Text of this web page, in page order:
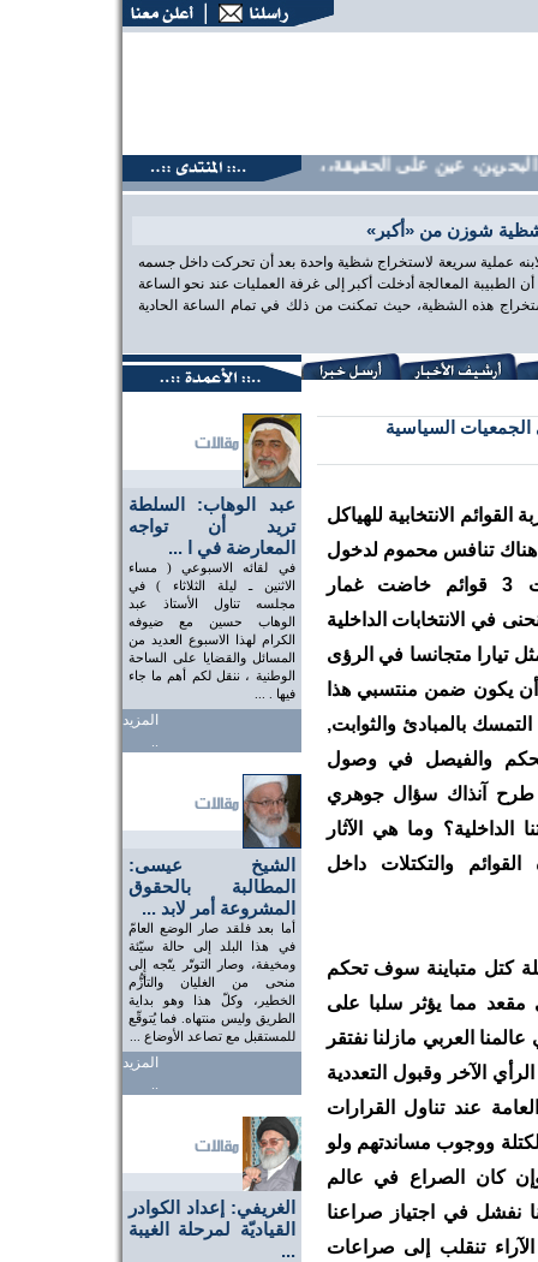
عين على الحقيقة،، منتديات البحرين، عين على
شوزن من «أكبر»
عملية سريعة لاستخراج شظية واحدة بعد أن تحركت داخل جسمه
المعالجة أدخلت أكبر إلى غرفة العمليات عند نحو الساعة
هذه الشظية، حيث تمكنت من ذلك في تمام الساعة الحادية
عبد الوهاب: السلطة
تريد أن تواجه
المعارضة في ا ...
في لقائه الاسبوعي ( مساء
الاثنين ـ ليلة الثلاثاء ) في
مجلسه تناول الأستاذ عبد
الوهاب حسين مع ضيوفه
الكرام لهذا الاسبوع العديد من
المسائل والقضايا على الساحة
الوطنية ، ننقل لكم أهم ما جاء
فيها . ...
المزيد
..
الشيخ عيسى:
المطالبة بالحقوق
المشروعة أمر لابد ...
أما بعد فلقد صار الوضع العامّ
في هذا البلد إلى حالة سيّئة
ومخيفة، وصار التوتّر يتّجه إلى
منحى من الغليان والتأزُّم
الخطير، وكلّ هذا وهو بداية
الطريق وليس منتهاه. فما يُتوقّع
للمستقبل مع تصاعد الأوضاع ...
المزيد
..
الغريفي: إعداد الكوادر
القياديّة لمرحلة الغيبة
...
الجمعيات السياسية
الانتخابية للهياكل
حيث كان هناك تنافس محموم لدخول
شورى الوفاق, وبالفعل تشكلت 3 قوائم خاضت غمار
في الانتخابات الداخلية
تيارا متجانسا في الرؤى
أن يكون ضمن منتسبي هذا
بالمبادئ والثوابت,
والفيصل في وصول
طرح آنذاك سؤال جوهري
الداخلية؟ وما هي الآثار
والتكتلات داخل
كتل متباينة سوف تحكم
مقعد مما يؤثر سلبا على
العربي مازلنا نفتقر
الآخر وقبول التعددية
عند تناول القرارات
ووجوب مساندتهم ولو
كان الصراع في عالم
نفشل في اجتياز صراعنا
الآراء تنقلب إلى صراعات